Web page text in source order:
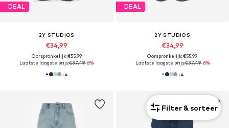
DEAL
2Y STUDIOS
€34,99
Oorspronkelijk: €55,99
Laatste laagste prijs:€37,49-6%
+4
DEAL
2Y STUDIOS
€34,99
Oorspronkelijk: €55,99
Laatste laagste prijs:€37,49-6%
+4
Filter & sorteer